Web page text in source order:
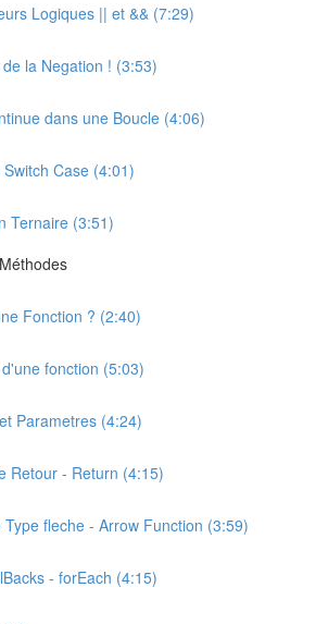
Logiques || et && (7:29)
la Negation ! (3:53)
dans une Boucle (4:06)
Case (4:01)
Ternaire (3:51)
Fonction ? (2:40)
fonction (5:03)
Parametres (4:24)
Retour - Return (4:15)
Type fleche - Arrow Function (3:59)
- forEach (4:15)